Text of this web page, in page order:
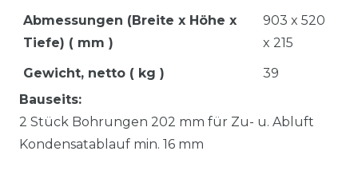
Abmessungen (Breite x Höhe x
Tiefe) ( mm )
903 x 520
x 215
Gewicht, netto ( kg )
39
Bauseits:
2 Stück Bohrungen 202 mm für Zu- u. Abluft
Kondensatablauf min. 16 mm